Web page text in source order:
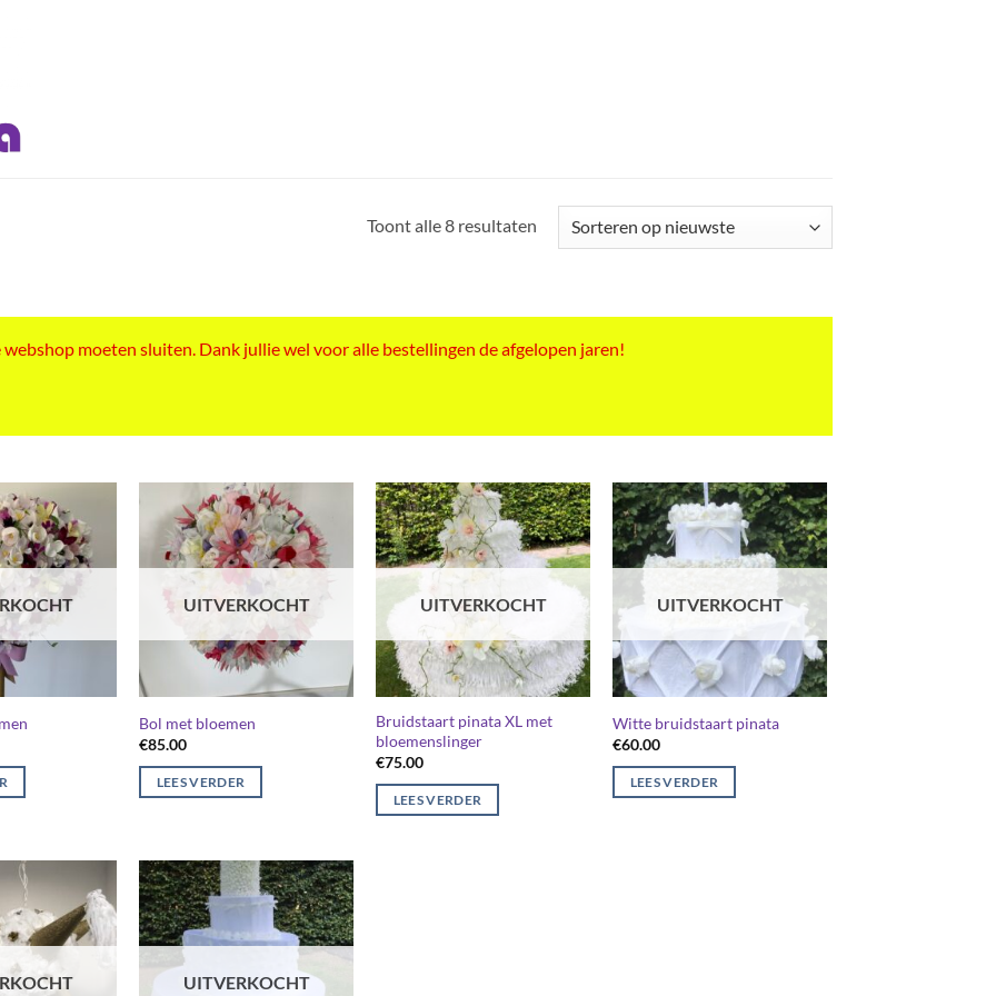
Toont alle 8 resultatenGesorteerd
moeten sluiten. Dank jullie wel voor alle bestellingen de afgelopen jaren!
UITVERKOCHT
Bol met bloemen
€85.00
LEES VERDER
UITVERKOCHT
Bruidstaart pinata XL met
bloemenslinger
€75.00
LEES VERDER
UITVERKOCHT
Witte bruidstaart pinata
€60.00
LEES VERDER
UITVERKOCHT